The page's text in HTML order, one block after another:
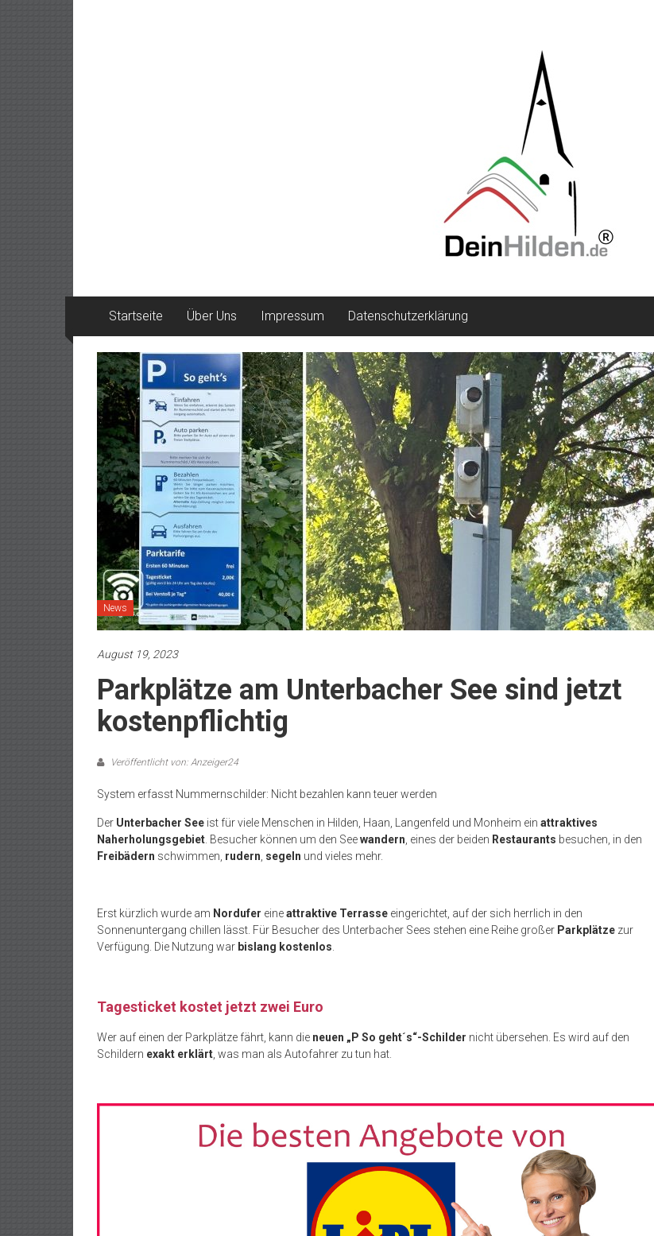
Startseite Über Uns Impressum Datenschutzerklärung
News
August 19, 2023
Parkplätze am Unterbacher See sind jetzt
kostenpflichtig
Veröffentlicht von: Anzeiger24
System erfasst Nummernschilder: Nicht bezahlen kann teuer werden
Der Unterbacher See ist für viele Menschen in Hilden, Haan, Langenfeld und Monheim ein attraktives
Naherholungsgebiet . Besucher können um den Seewandern , eines der beiden Restaurants besuchen, in den
Freibädern schwimmen, rudern segeln und vieles mehr.
Erst kürzlich wurde am Nordufer eineattraktive Terrasse eingerichtet, auf der sich herrlich in den
Sonnenuntergang chillen lässt. Für Besucher des Unterbacher Sees stehen eine Reihe großer Parkplätze zur
Verfügung. Die Nutzung war bislang kostenlos
Tagesticket kostet jetzt zwei Euro
Wer auf einen der Parkplätze fährt, kann die neuen „P So geht´s“-Schilder nicht übersehen. Es wird auf den
Schildern exakt erklärt , was man als Autofahrer zu tun hat.